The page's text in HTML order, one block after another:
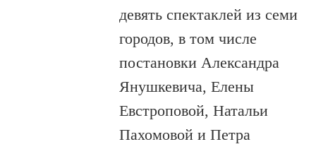
девять спектаклей из семи
городов, в том числе
постановки Александра
Янушкевича, Елены
Евстроповой, Натальи
Пахомовой и Петра